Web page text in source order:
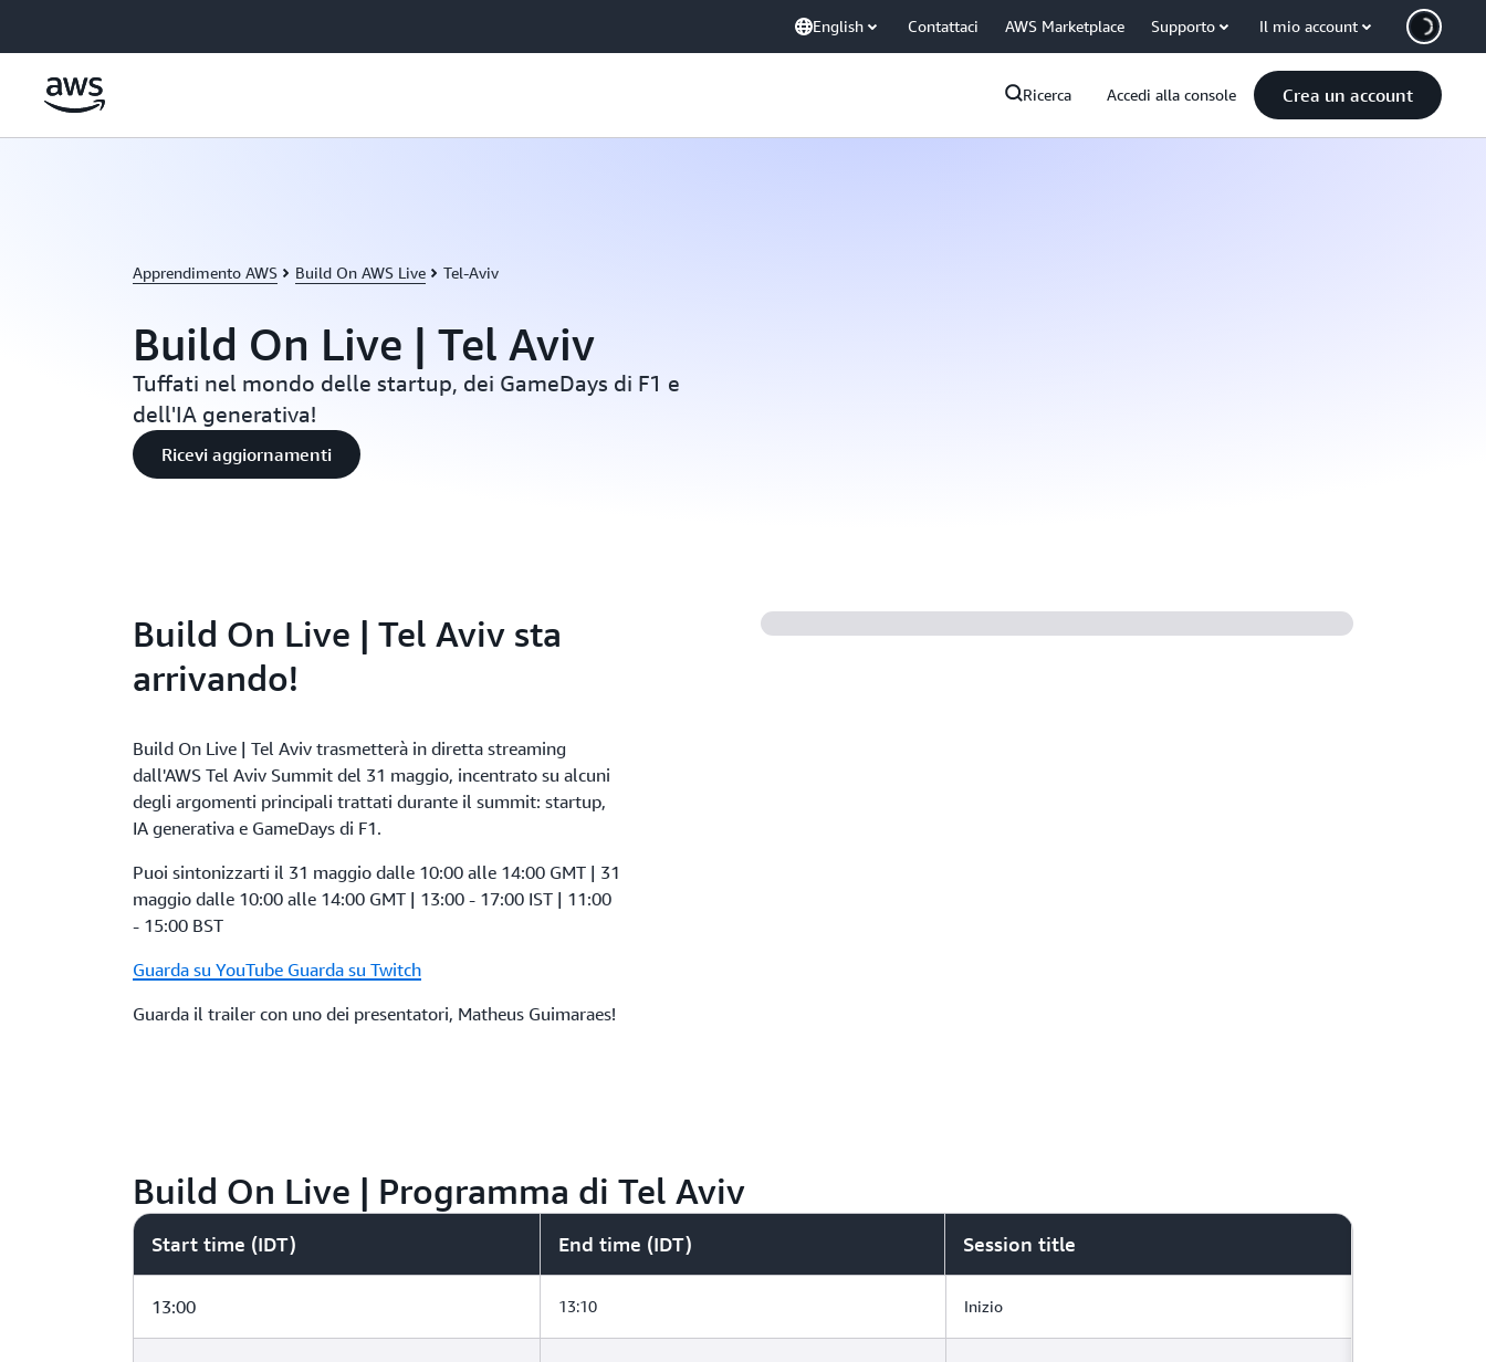
English Contattaci AWS Marketplace Supporto Il mio account
Ricerca Accedi alla console Crea un account
Apprendimento AWS Build On AWS Live Tel-Aviv
Build On Live | Tel Aviv
Tuffati nel mondo delle startup, dei GameDays di F1 e
dell'IA generativa!
Ricevi aggiornamenti
Build On Live | Tel Aviv sta
arrivando!
Build On Live | Tel Aviv trasmetterà in diretta streaming
dall'AWS Tel Aviv Summit del 31 maggio, incentrato su alcuni
degli argomenti principali trattati durante il summit: startup,
IA generativa e GameDays di F1.
Puoi sintonizzarti il 31 maggio dalle 10:00 alle 14:00 GMT | 31
maggio dalle 10:00 alle 14:00 GMT | 13:00 - 17:00 IST | 11:00
- 15:00 BST
Guarda su YouTube Guarda su Twitch
Guarda il trailer con uno dei presentatori, Matheus Guimaraes!
Build On Live | Programma di Tel Aviv
Start time (IDT) End time (IDT) Session title
13:00 13:10 Inizio